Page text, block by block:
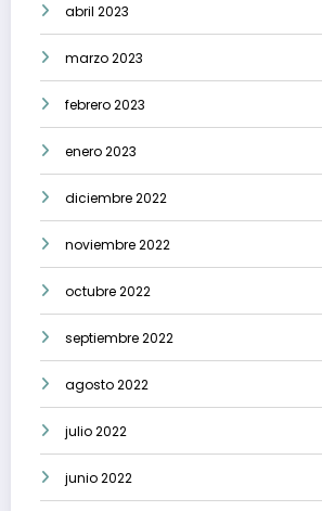
abril 2023
marzo 2023
febrero 2023
enero 2023
diciembre 2022
noviembre 2022
octubre 2022
septiembre 2022
agosto 2022
julio 2022
junio 2022